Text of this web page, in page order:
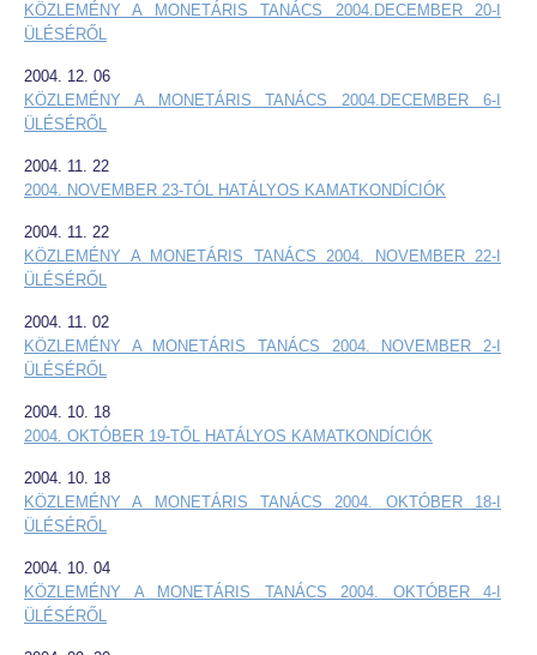
KÖZLEMÉNY A MONETÁRIS TANÁCS 2004.DECEMBER 20-I
ÜLÉSÉRŐL
2004. 12. 06
KÖZLEMÉNY A MONETÁRIS TANÁCS 2004.DECEMBER 6-I
ÜLÉSÉRŐL
2004. 11. 22
2004. NOVEMBER 23-TÓL HATÁLYOS KAMATKONDÍCIÓK
2004. 11. 22
KÖZLEMÉNY A MONETÁRIS TANÁCS 2004. NOVEMBER 22-I
ÜLÉSÉRŐL
2004. 11. 02
KÖZLEMÉNY A MONETÁRIS TANÁCS 2004. NOVEMBER 2-I
ÜLÉSÉRŐL
2004. 10. 18
2004. OKTÓBER 19-TŐL HATÁLYOS KAMATKONDÍCIÓK
2004. 10. 18
KÖZLEMÉNY A MONETÁRIS TANÁCS 2004. OKTÓBER 18-I
ÜLÉSÉRŐL
2004. 10. 04
KÖZLEMÉNY A MONETÁRIS TANÁCS 2004. OKTÓBER 4-I
ÜLÉSÉRŐL